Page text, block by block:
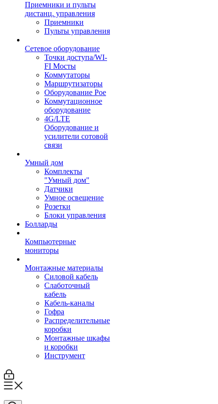
Приемники и пульты
дистанц. управления
Приемники
Пульты управления
Сетевое оборудование
Точки доступа/WI-
FI Мосты
Коммутаторы
Маршрутизаторы
Оборудование Poe
Коммутационное
оборудование
4G/LTE
Оборудование и
усилители сотовой
связи
Умный дом
Комплекты
"Умный дом"
Датчики
Умное освещение
Розетки
Блоки управления
Болларды
Компьютерные
мониторы
Монтажные материалы
Силовой кабель
Слаботочный
кабель
Кабель-каналы
Гофра
Распределительные
коробки
Монтажные шкафы
и коробки
Инструмент